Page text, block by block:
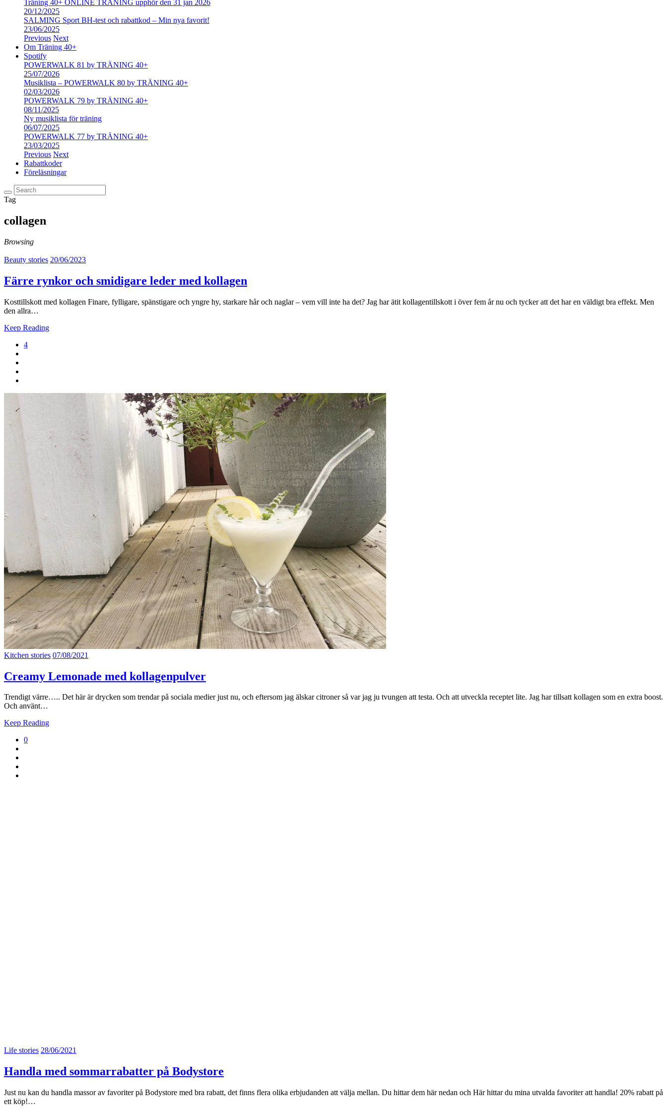
Träning 40+ ONLINE TRÄNING upphör den 31 jan 2026
20/12/2025
SALMING Sport BH-test och rabattkod – Min nya favorit!
23/06/2025
Previous Next
Om Träning 40+
Spotify
POWERWALK 81 by TRÄNING 40+
25/07/2026
Musiklista – POWERWALK 80 by TRÄNING 40+
02/03/2026
POWERWALK 79 by TRÄNING 40+
08/11/2025
Ny musiklista för träning
06/07/2025
POWERWALK 77 by TRÄNING 40+
23/03/2025
Previous Next
Rabattkoder
Föreläsningar
Tag
collagen
Browsing
Beauty stories 20/06/2023
Färre rynkor och smidigare leder med kollagen
Kosttillskott med kollagen Finare, fylligare, spänstigare och yngre hy, starkare hår och naglar – vem vill inte ha det? Jag har ätit kollagentillskott i över fem år nu och tycker att det har en väldigt bra effekt. Men
den allra…
Keep Reading
4
Kitchen stories 07/08/2021
Creamy Lemonade med kollagenpulver
Trendigt värre….. Det här är drycken som trendar på sociala medier just nu, och eftersom jag älskar citroner så var jag ju tvungen att testa. Och att utveckla receptet lite. Jag har tillsatt kollagen som en extra boost.
Och använt…
Keep Reading
0
Life stories 28/06/2021
Handla med sommarrabatter på Bodystore
Just nu kan du handla massor av favoriter på Bodystore med bra rabatt, det finns flera olika erbjudanden att välja mellan. Du hittar dem här nedan och Här hittar du mina utvalda favoriter att handla! 20% rabatt på
ett köp!…